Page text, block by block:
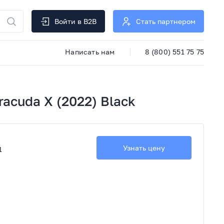
Войти в B2B Стать партнером
Написать нам 8 (800) 551 75 75
X (2022) Black
Узнать цену